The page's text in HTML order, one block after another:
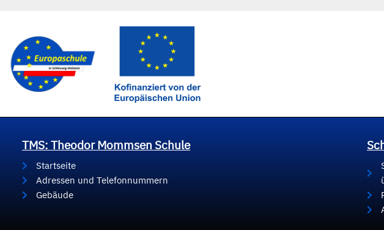
TMS: Theodor Mommsen Schule
Startseite
Adressen und Telefonnummern
Gebäude